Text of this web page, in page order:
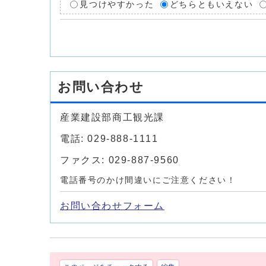
見つけやすかった どちらともいえない
お問い合わせ
産業建設部商工観光課
電話: 029-888-1111
ファクス: 029-887-9560
電話番号のかけ間違いにご注意ください！
お問い合わせフォーム